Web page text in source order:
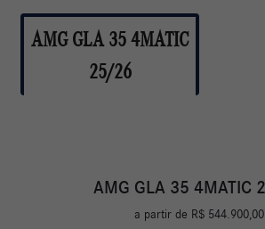
AMG GLA 35 4MATIC
25/26
AMG GLA 35 4MATIC
a partir de R$ 544.900,00